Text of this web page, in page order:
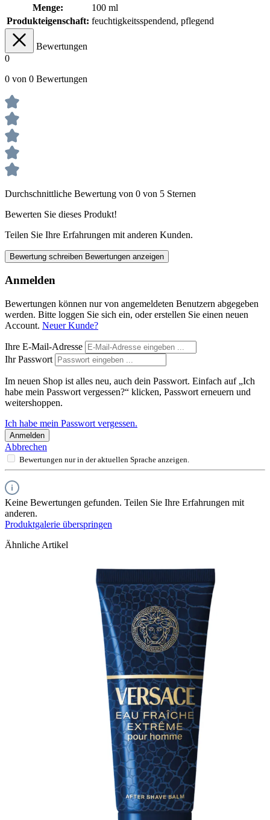
Menge:
100 ml
Produkteigenschaft: feuchtigkeitsspendend, pflegend
Bewertungen
0
0 von 0 Bewertungen
Durchschnittliche Bewertung von 0 von 5 Sternen
Bewerten Sie dieses Produkt!
Teilen Sie Ihre Erfahrungen mit anderen Kunden.
Bewertung schreiben Bewertungen anzeigen
Anmelden
Bewertungen können nur von angemeldeten Benutzern abgegeben
werden. Bitte loggen Sie sich ein, oder erstellen Sie einen neuen
Account. Neuer Kunde?
Ihre E-Mail-Adresse
Ihr Passwort
Im neuen Shop ist alles neu, auch dein Passwort. Einfach auf „Ich
habe mein Passwort vergessen?“ klicken, Passwort erneuern und
weitershoppen.
Ich habe mein Passwort vergessen.
Anmelden
Abbrechen
Bewertungen nur in der aktuellen Sprache anzeigen.
Keine Bewertungen gefunden. Teilen Sie Ihre Erfahrungen mit
anderen.
Produktgalerie überspringen
Ähnliche Artikel